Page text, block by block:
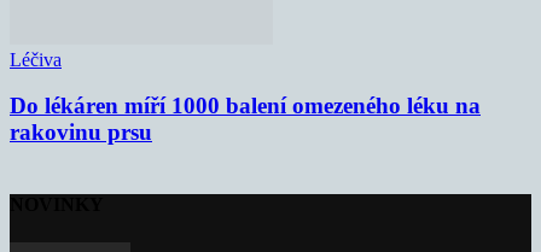
Léčiva
Do lékáren míří 1000 balení omezeného léku na
rakovinu prsu